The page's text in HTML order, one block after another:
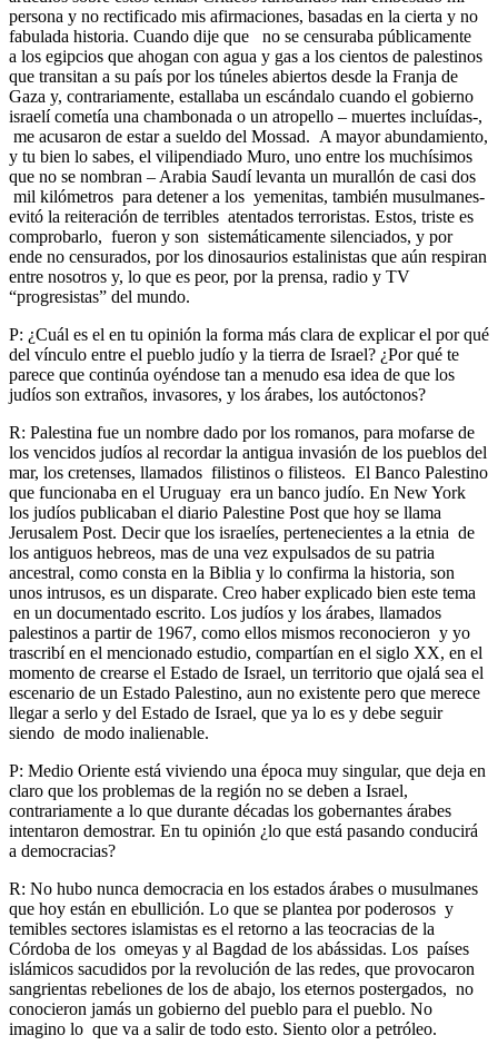
persona y no rectificado mis afirmaciones, basadas en la cierta y no
fabulada historia. Cuando dije que no se censuraba públicamente
a los egipcios que ahogan con agua y gas a los cientos de palestinos
que transitan a su país por los túneles abiertos desde la Franja de
Gaza y, contrariamente, estallaba un escándalo cuando el gobierno
israelí cometía una chambonada o un atropello – muertes incluídas-,
me acusaron de estar a sueldo del Mossad. A mayor abundamiento,
y tu bien lo sabes, el vilipendiado Muro, uno entre los muchísimos
que no se nombran – Arabia Saudí levanta un murallón de casi dos
mil kilómetros para detener a los yemenitas, también musulmanes-
evitó la reiteración de terribles atentados terroristas. Estos, triste es
comprobarlo, fueron y son sistemáticamente silenciados, y por
ende no censurados, por los dinosaurios estalinistas que aún respiran
entre nosotros y, lo que es peor, por la prensa, radio y TV
“progresistas” del mundo.
P: ¿Cuál es el en tu opinión la forma más clara de explicar el por qué
del vínculo entre el pueblo judío y la tierra de Israel? ¿Por qué te
parece que continúa oyéndose tan a menudo esa idea de que los
judíos son extraños, invasores, y los árabes, los autóctonos?
R: Palestina fue un nombre dado por los romanos, para mofarse de
los vencidos judíos al recordar la antigua invasión de los pueblos del
mar, los cretenses, llamados filistinos o filisteos. El Banco Palestino
que funcionaba en el Uruguay era un banco judío. En New York
los judíos publicaban el diario Palestine Post que hoy se llama
Jerusalem Post. Decir que los israelíes, pertenecientes a la etnia de
los antiguos hebreos, mas de una vez expulsados de su patria
ancestral, como consta en la Biblia y lo confirma la historia, son
unos intrusos, es un disparate. Creo haber explicado bien este tema
en un documentado escrito. Los judíos y los árabes, llamados
palestinos a partir de 1967, como ellos mismos reconocieron y yo
trascribí en el mencionado estudio, compartían en el siglo XX, en el
momento de crearse el Estado de Israel, un territorio que ojalá sea el
escenario de un Estado Palestino, aun no existente pero que merece
llegar a serlo y del Estado de Israel, que ya lo es y debe seguir
siendo de modo inalienable.
P: Medio Oriente está viviendo una época muy singular, que deja en
claro que los problemas de la región no se deben a Israel,
contrariamente a lo que durante décadas los gobernantes árabes
intentaron demostrar. En tu opinión ¿lo que está pasando conducirá
a democracias?
R: No hubo nunca democracia en los estados árabes o musulmanes
que hoy están en ebullición. Lo que se plantea por poderosos y
temibles sectores islamistas es el retorno a las teocracias de la
Córdoba de los omeyas y al Bagdad de los abássidas. Los países
islámicos sacudidos por la revolución de las redes, que provocaron
sangrientas rebeliones de los de abajo, los eternos postergados, no
conocieron jamás un gobierno del pueblo para el pueblo. No
imagino lo que va a salir de todo esto. Siento olor a petróleo.